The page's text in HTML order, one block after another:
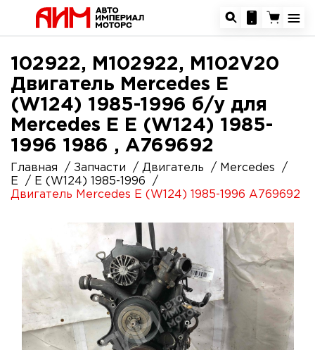
102922, M102922, M102V20
Двигатель Mercedes E
(W124) 1985-1996 б/у для
Mercedes E E (W124) 1985-
1996 1986 , A769692
Главная Запчасти Двигатель
Mercedes
E
E (W124) 1985-1996
Двигатель Mercedes E (W124) 1985-1996 A769692